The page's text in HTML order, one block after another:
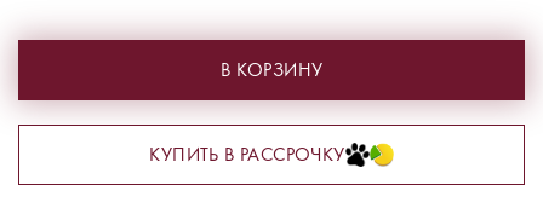
В КОРЗИНУ
КУПИТЬ В РАССРОЧКУ